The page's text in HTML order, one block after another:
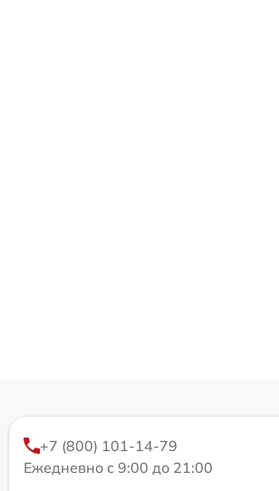
+7 (800) 101-14-79
Ежедневно с 9:00 до 21:00